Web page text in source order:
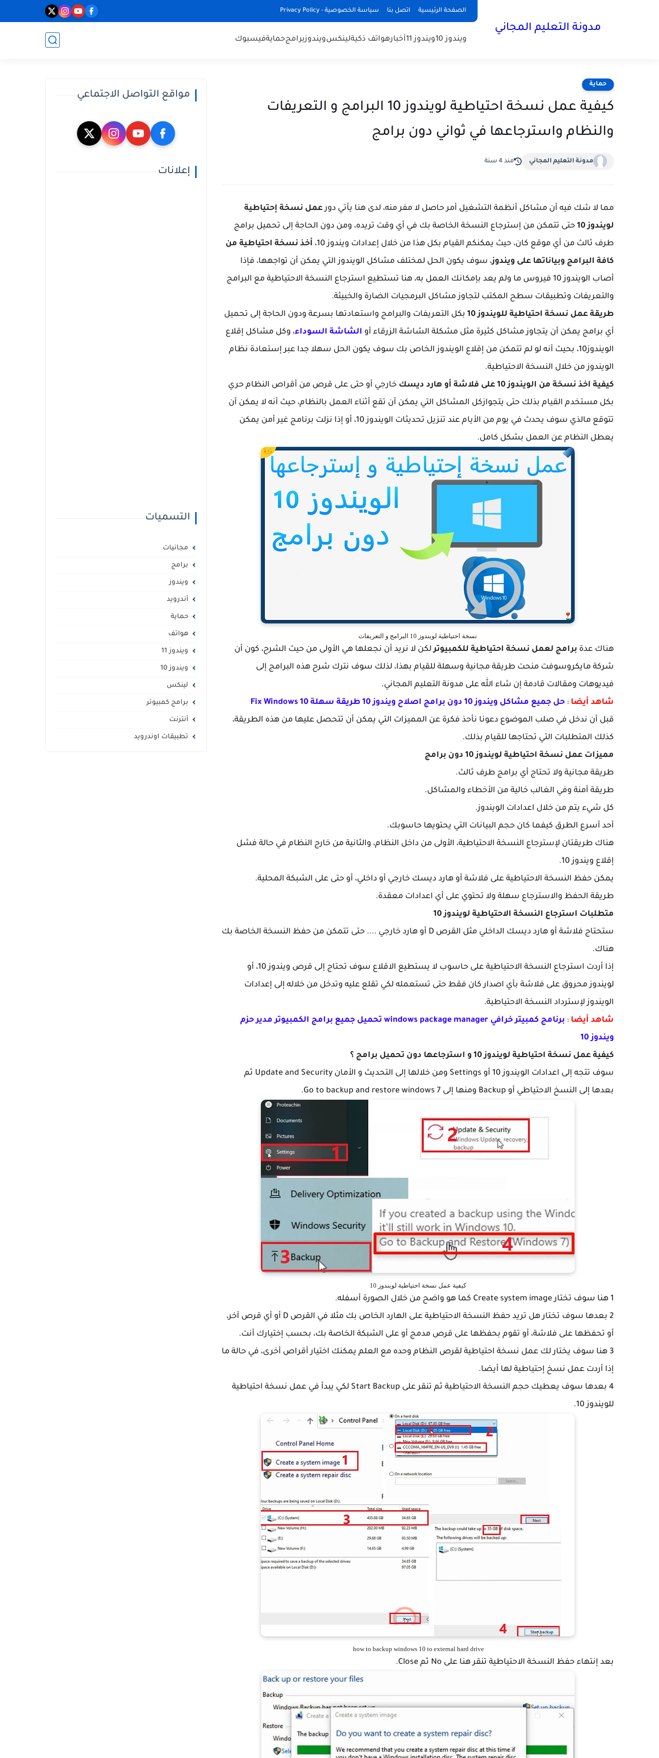
الصفحة الرئيسية اتصل بنا سياسة الخصوصية - Privacy Policy
مدونة التعليم المجاني
ويندوز 10 ويندوز 11 أخبارهواتف ذكيةلينكسويندوزبرامجحمايةفيسبوك
حماية
كيفية عمل نسخة احتياطية لويندوز 10 البرامج و التعريفات
والنظام واسترجاعها في ثواني دون برامج
مدونة التعليم المجاني منذ 4 سنة
مما لا شك فيه أن مشاكل أنظمة التشغيل أمر حاصل لا مفر منه، لدى هنا يأتي دورعمل نسخة إحتياطية
لويندوز 10
حتى تتمكن من إسترجاع النسخة الخاصة بك في أي وقت تريده، ومن دون الحاجة إلى تحميل برامج
طرف ثالث من أي موقع كان، حيث يمكنكم القيام بكل هذا من خلال إعدادات ويندوز 10،
أخذ نسخة احتياطية من
كافة البرامج وبياناتها على ويندوز، سوف يكون الحل لمختلف مشاكل الويندوز التي يمكن أن تواجهها، فإذا
أصاب الويندوز 10 فيروس ما ولم يعد بإمكانك العمل به، هنا تستطيع استرجاع النسخة الاحتياطية مع البرامج
والتعريفات وتطبيقات سطح المكتب لتجاوز مشاكل البرمجيات الضارة والخبيثة.
طريقة عمل نسخة احتياطية للويندوز 10
بكل التعريفات والبرامج واستعادتها بسرعة ودون الحاجة إلى تحميل
أي برامج يمكن أن يتجاوز مشاكل كثيرة مثل مشكلة الشاشة الزرقاء أو الشاشة السوداء، وكل مشاكل إقلاع
الويندوز10، بحيث أنه لو لم تتمكن من إقلاع الويندوز الخاص بك سوف يكون الحل سهلا جدا عبر إستعادة نظام
الويندوز من خلال النسخة الاحتياطية.
كيفية اخذ نسخة من الويندوز 10 على فلاشة أو هارد ديسك
خارجي أو حتى على قرص من أقراص النظام حري
بكل مستخدم القيام بذلك حتى يتجوازكل المشاكل التي يمكن أن تقع أثناء العمل بالنظام، حيث أنه لا يمكن أن
تتوقع مالذي سوف يحدث في يوم من الأيام عند تنزيل تحديثات الويندوز 10، أو إذا نزلت برنامج غير أمن يمكن
يعطل النظام عن العمل بشكل كامل.
نسخة احتياطية لويندوز 10 البرامج و التعريفات
هناك عدة برامج لعمل نسخة احتياطية للكمبيوترلكن لا نريد أن نجعلها هي الأولى من حيث الشرح، كون أن
شركة مايكروسوفت منحت طريقة مجانية وسهلة للقيام بهذا، لذلك سوف نترك شرح هذه البرامج إلى
فيديوهات ومقالات قادمة إن شاء الله على مدونة التعليم المجاني.
شاهد أيضا : حل جميع مشاكل ويندوز 10 دون برامج اصلاح ويندوز 10 طريقة سهلة Fix Windows 10
قبل أن ندخل في صلب الموضوع دعونا نأحذ فكرة عن المميزات التي يمكن أن تتحصل عليها من هذه الطريقة،
كذلك المتطلبات التي تحتاجها للقيام بذلك.
مميزات عمل نسخة احتياطية لويندوز 10 دون برامج
طريقة مجانية ولا تحتاج أي برامج طرف ثالث.
طريقة أمنة وفي الغالب خالية من الأخطاء والمشاكل.
كل شيء يتم من خلال اعدادات الويندوز.
أحد أسرع الطرق كيفما كان حجم البيانات التي يحتويها حاسوبك.
هناك طريقتان لإسترجاع النسخة الاحتياطية، الأولى من داخل النظام، والثانية من خارج النظام في حالة فشل
إقلاع ويندوز 10.
يمكن حفظ النسخة الاحتياطية على فلاشة أو هارد ديسك خارجي أو داخلي، أو حتى على الشبكة المحلية.
طريقة الحفظ والاسترجاع سهلة ولا تحتوي على أي اعدادات معقدة.
متطلبات استرجاع النسخة الاحتياطية لويندوز 10
ستحتاج فلاشة أو هارد ديسك الداخلي مثل القرص D أو هارد خارجي .... حتى تتمكن من حفظ النسخة الخاصة بك
هناك.
إذا أردت استرجاع النسخة الاحتياطية على حاسوب لا يستطيع الاقلاع سوف تحتاج إلى قرص ويندوز 10، أو
لويندوز محروق على فلاشة بأي اصدار كان فقط حتى تستعمله لكي تقلع عليه وتدخل من خلاله إلى إعدادات
الويندوز لإسترداد النسخة الاحتياطية.
شاهد أيضا :
برنامج كمبيتر خرافي windows package manager تحميل جميع برامج الكمبيوتر مدير حزم
ويندوز 10
كيفية عمل نسخة احتياطية لويندوز 10 و استرجاعها دون تحميل برامج ؟
سوف تتجه إلى اعدادات الويندوز 10 أو Settings ومن خلالها إلى التحديث و الأمان Update and Security ثم
بعدها إلى النسخ الاحتياطي أو Backup ومنها إلى Go to backup and restore windows 7.
كيفية عمل نسخة احتياطية لويندوز 10
1 هنا سوف تختار Create system image كما هو واضح من خلال الصورة أسفله.
2 بعدها سوف تختار هل تريد حفظ النسخة الاحتياطية على الهارد الخاص بك مثلا في القرص D أو أي قرص آخر،
أو تحفظها على فلاشة، أو تقوم بحفظها على قرص مدمج أو على الشبكة الخاصة بك، بحسب إختيارك أنت.
3 هنا سوف يختار لك عمل نسخة احتياطية لقرص النظام وحده مع العلم يمكنك اختيار أقراص أخرى، في حالة ما
إذا أردت عمل نسخ إحتياطية لها أيضا.
4 بعدها سوف يعطيك حجم النسخة الاحتياطية ثم تنقر على Start Backup لكي يبدأ في عمل نسخة احتياطية
للويندوز 10.
how to backup windows 10 to external hard drive
بعد إنتهاء حفظ النسخة الاحتياطية تنقر هنا على No ثم Close.
مواقع التواصل الاجتماعي
إعلانات
التسميات
مجانيات
برامج
ويندوز
أندرويد
حماية
هواتف
ويندوز 11
ويندوز 10
لينكس
برامج كمبيوتر
أنترنت
تطبيقات اوندرويد